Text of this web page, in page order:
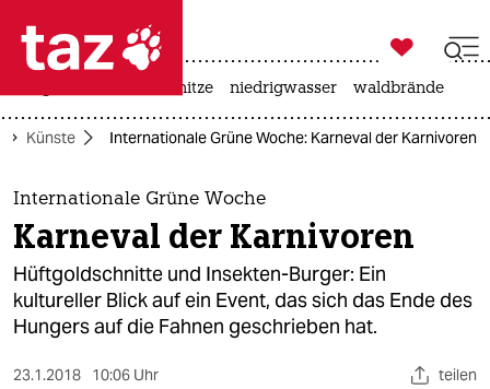
 taz zahl ich
taz zahl ich
themen
politik
öko
gesellschaft

taz zahl ich
hitze niedrigwasser waldbrände
Künste Internationale Grüne Woche: Karneval der Karnivoren
Internationale Grüne Woche
Karneval der Karnivoren
Hüftgoldschnitte und Insekten-Burger: Ein
kultureller Blick auf ein Event, das sich das Ende des
Hungers auf die Fahnen geschrieben hat.
23.1.2018 10:06 Uhr teilen